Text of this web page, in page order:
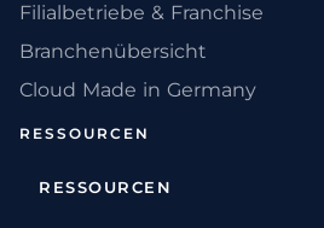
Filialbetriebe & Franchise
Branchenübersicht
Cloud Made in Germany
RESSOURCEN
RESSOURCEN